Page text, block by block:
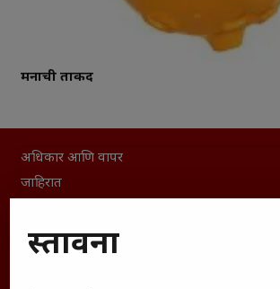
मनाची ताकद
अधिकार आणि वापर
जाहिरात
विशेष
प्रस्तावना